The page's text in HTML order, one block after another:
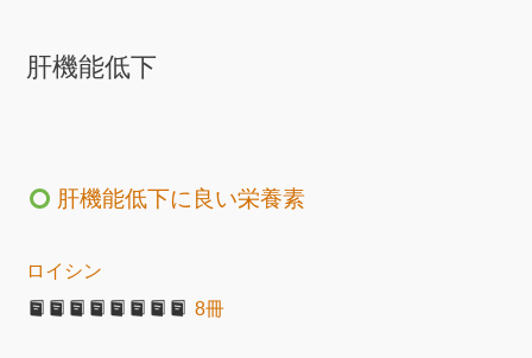
肝機能低下
肝機能低下に良い栄養素
ロイシン
8冊